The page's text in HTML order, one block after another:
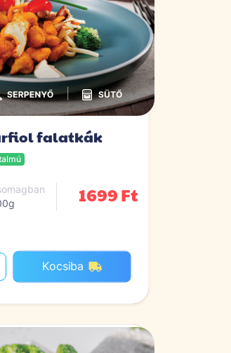
|
falatkák
1699 Ft
Kocsiba